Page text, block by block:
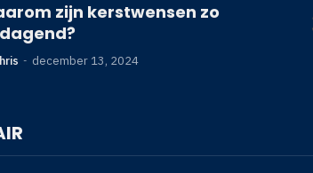
zijn kerstwensen zo
december 13, 2024